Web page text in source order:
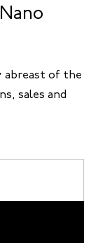
abreast of the
sales and